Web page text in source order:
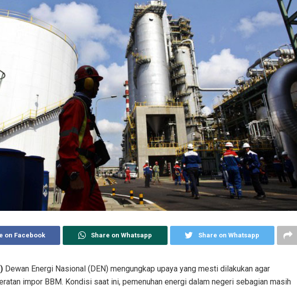
on Facebook Share on Whatsapp Share on Whatsapp
Dewan Energi Nasional (DEN) mengungkap upaya yang mesti dilakukan agar
impor BBM. Kondisi saat ini, pemenuhan energi dalam negeri sebagian masih